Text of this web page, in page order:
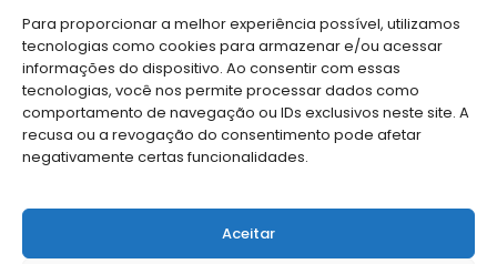
Para proporcionar a melhor experiência possível, utilizamos
tecnologias como cookies para armazenar e/ou acessar
informações do dispositivo. Ao consentir com essas
tecnologias, você nos permite processar dados como
comportamento de navegação ou IDs exclusivos neste site. A
recusa ou a revogação do consentimento pode afetar
negativamente certas funcionalidades.
Aceitar
CAMPANHAS
SERVIÇOS
FILIADAS
FALE CONOSCO